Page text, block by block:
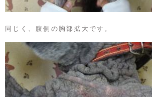
同じく、腹側の胸部拡大です。